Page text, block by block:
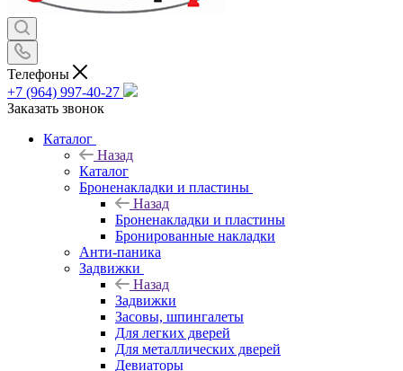
Телефоны
+7 (964) 997-40-27
Заказать звонок
Каталог
Назад
Каталог
Броненакладки и пластины
Назад
Броненакладки и пластины
Бронированные накладки
Анти-паника
Задвижки
Назад
Задвижки
Засовы, шпингалеты
Для легких дверей
Для металлических дверей
Девиаторы